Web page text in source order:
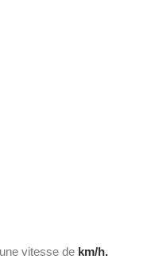
sur la RN
de ,
60
améliorer la fluidité de
vitesse de km/h.